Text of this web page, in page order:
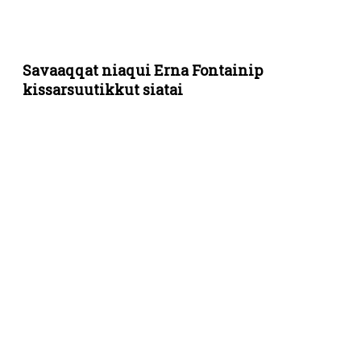
Savaaqqat niaqui Erna Fontainip
kissarsuutikkut siatai